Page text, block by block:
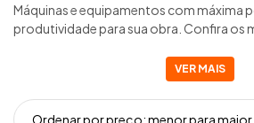
Máquinas e equipamentos com máxima
produtividade para sua obra. Confira os
VER MAIS
Ordenar por preço: menor para maior